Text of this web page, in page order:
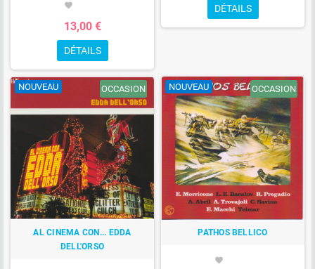
favorite
13,00 €
DÉTAILS
DÉTAILS
NOUVEAU OCCASION
AL CINEMA CON... EDDA
DELL'ORSO
NOUVEAU OCCASION
PATHOS BELLICO
favorite